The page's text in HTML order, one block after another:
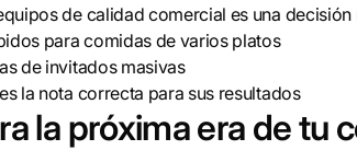
de calidad comercial es una decisión
para comidas de varios platos
de invitados masivas
la nota correcta para sus resultados
la próxima era de tu